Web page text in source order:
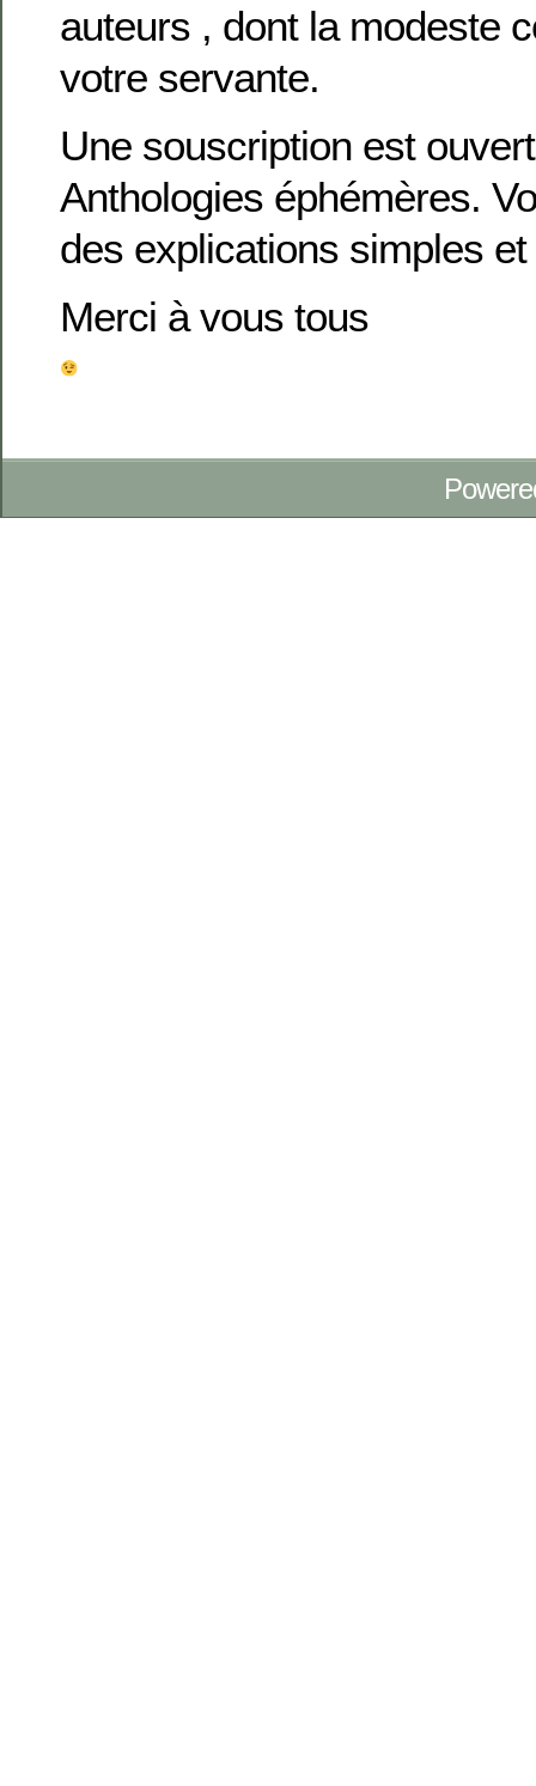
auteurs , dont la modeste
votre servante.
Une souscription est
Anthologies éphémères.
des explications simples
Merci à vous tous